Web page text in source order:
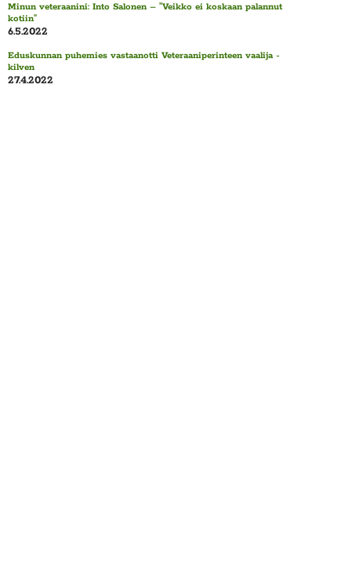
Minun veteraanini: Into Salonen – ”Veikko ei koskaan palannut
kotiin”
6.5.2022
Eduskunnan puhemies vastaanotti Veteraaniperinteen vaalija -
kilven
27.4.2022